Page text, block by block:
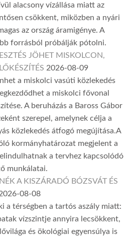
alacsony vízállása miatt az
csökkent, miközben a nyári
az ország áramigénye. A
forrásból próbálják pótolni.
JÖHET MISKOLCON,
2026-08-09
a miskolci vasúti közlekedés
a miskolci fővonal
A beruházás a Baross Gábor
szerepel, amelynek célja a
közlekedés átfogó megújítása.A
kormányhatározat megjelent a
a tervhez kapcsolódó
munkálatai.
A KISZÁRADÓ BÓZSVÁT ÉS
08-08
a térségben a tartós aszály miatt:
vízszintje annyira lecsökkent,
és ökológiai egyensúlya is